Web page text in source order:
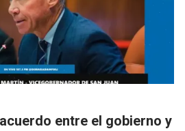
entre el gobierno y